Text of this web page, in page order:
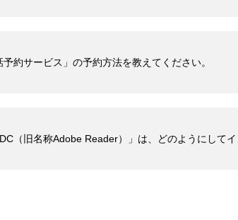
約サービス」の予約方法を教えてください。
（旧名称Adobe Reader）」は、どのようにして